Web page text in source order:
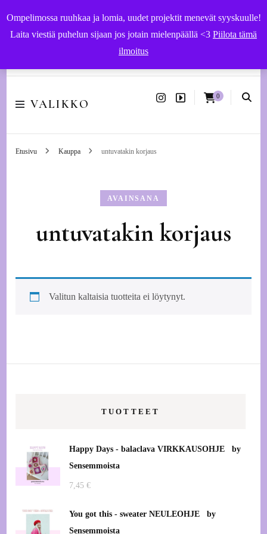
Ompelimossa ruuhkaa ja lomia, uudet projektit menevät syyskuulle!
Laita viestiä puhelun sijaan jos jotain mielenpäällä <3 Piilota tämä
ilmoitus
VALIKKO
0
Etusivu Kauppa untuvatakin korjaus
AVAINSANA
untuvatakin korjaus
Valitun kaltaisia tuotteita ei löytynyt.
TUOTTEET
Happy Days - balaclava VIRKKAUSOHJE by
Sensemmoista
7,45€
You got this - sweater NEULEOHJE by
Sensemmoista